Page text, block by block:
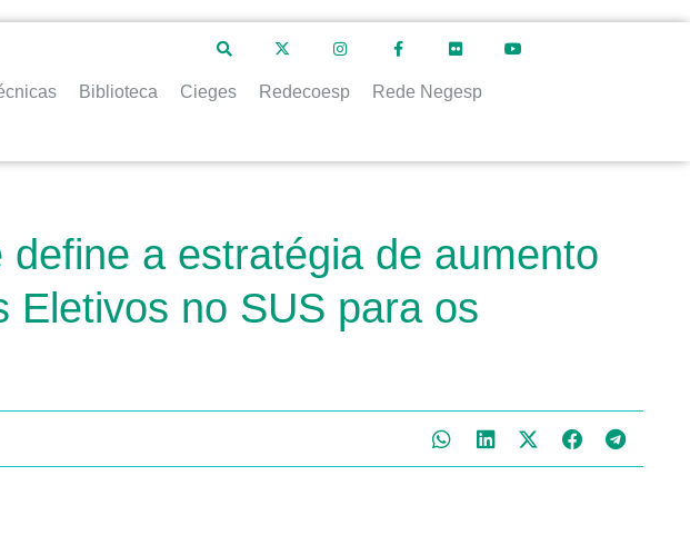
Biblioteca Cieges Redecoesp Rede Negesp
a estratégia de aumento
Eletivos no SUS para os